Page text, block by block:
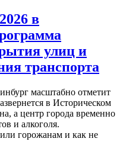
в
улиц и
транспорта
масштабно отметит
в Историческом
а центр города временно
и алкоголя.
горожанам и как не